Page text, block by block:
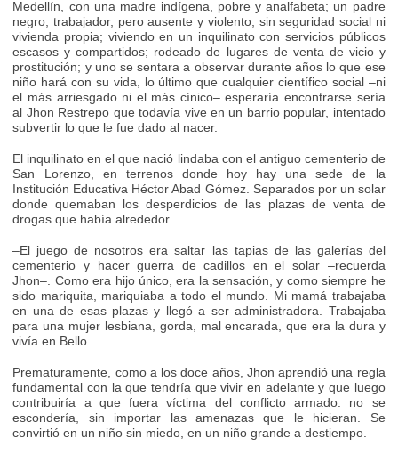
Medellín, con una madre indígena, pobre y analfabeta; un padre
negro, trabajador, pero ausente y violento; sin seguridad social ni
vivienda propia; viviendo en un inquilinato con servicios públicos
escasos y compartidos; rodeado de lugares de venta de vicio y
prostitución; y uno se sentara a observar durante años lo que ese
niño hará con su vida, lo último que cualquier científico social –ni
el más arriesgado ni el más cínico– esperaría encontrarse sería
al Jhon Restrepo que todavía vive en un barrio popular, intentado
subvertir lo que le fue dado al nacer.
El inquilinato en el que nació lindaba con el antiguo cementerio de
San Lorenzo, en terrenos donde hoy hay una sede de la
Institución Educativa Héctor Abad Gómez. Separados por un solar
donde quemaban los desperdicios de las plazas de venta de
drogas que había alrededor.
–El juego de nosotros era saltar las tapias de las galerías del
cementerio y hacer guerra de cadillos en el solar –recuerda
Jhon–. Como era hijo único, era la sensación, y como siempre he
sido mariquita, mariquiaba a todo el mundo. Mi mamá trabajaba
en una de esas plazas y llegó a ser administradora. Trabajaba
para una mujer lesbiana, gorda, mal encarada, que era la dura y
vivía en Bello.
Prematuramente, como a los doce años, Jhon aprendió una regla
fundamental con la que tendría que vivir en adelante y que luego
contribuiría a que fuera víctima del conflicto armado: no se
escondería, sin importar las amenazas que le hicieran. Se
convirtió en un niño sin miedo, en un niño grande a destiempo.